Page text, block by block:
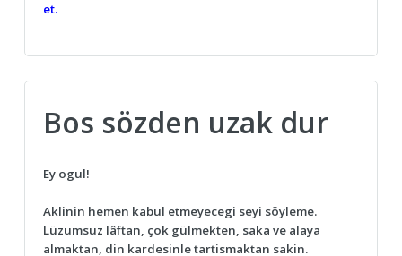
et.
Bos sözden uzak dur
Ey ogul!
Aklinin hemen kabul etmeyecegi seyi söyleme.
Lüzumsuz lâftan, çok gülmekten, saka ve alaya
almaktan, din kardesinle tartismaktan sakin.